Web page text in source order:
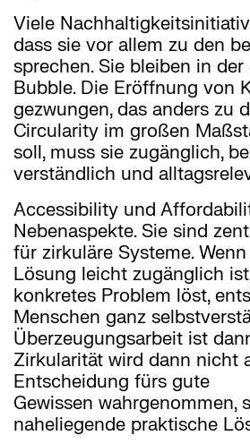
Viele
dass sie vor allem zu den
sprechen. Sie bleiben in
Bubble. Die Eröffnung von
gezwungen, das anders zu
Circularity im großen
soll, muss sie zugänglich,
verständlich und
Accessibility und
Nebenaspekte. Sie sind
für zirkuläre Systeme.
Lösung leicht zugänglich
konkretes Problem löst,
Menschen ganz
Überzeugungsarbeit ist
Zirkularität wird dann nicht
Entscheidung fürs gute
Gewissen wahrgenommen,
naheliegende praktische